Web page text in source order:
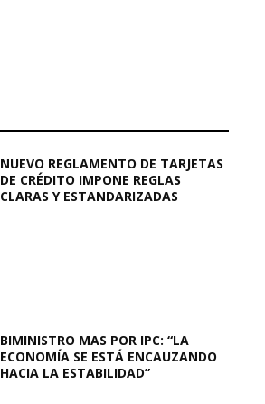
NUEVO REGLAMENTO DE TARJETAS
DE CRÉDITO IMPONE REGLAS
CLARAS Y ESTANDARIZADAS
BIMINISTRO MAS POR IPC: “LA
ECONOMÍA SE ESTÁ ENCAUZANDO
HACIA LA ESTABILIDAD”